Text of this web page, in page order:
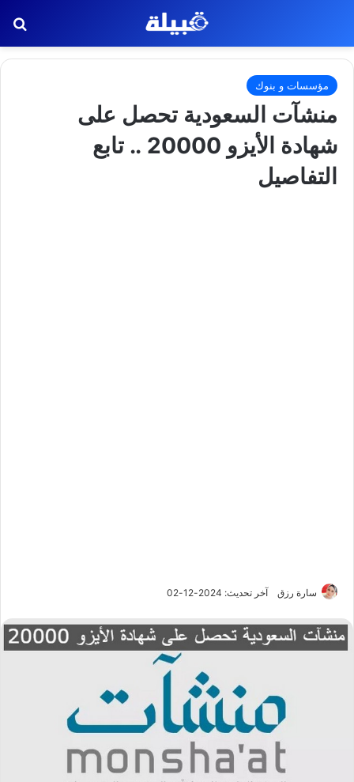
مؤسسات و بنوك
منشآت السعودية تحصل على
شهادة الأيزو 20000 .. تابع
التفاصيل
سارة رزق آخر تحديث: 2024-12-02